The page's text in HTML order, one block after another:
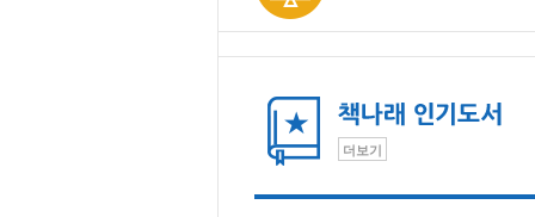
메인컨텐츠
더보기